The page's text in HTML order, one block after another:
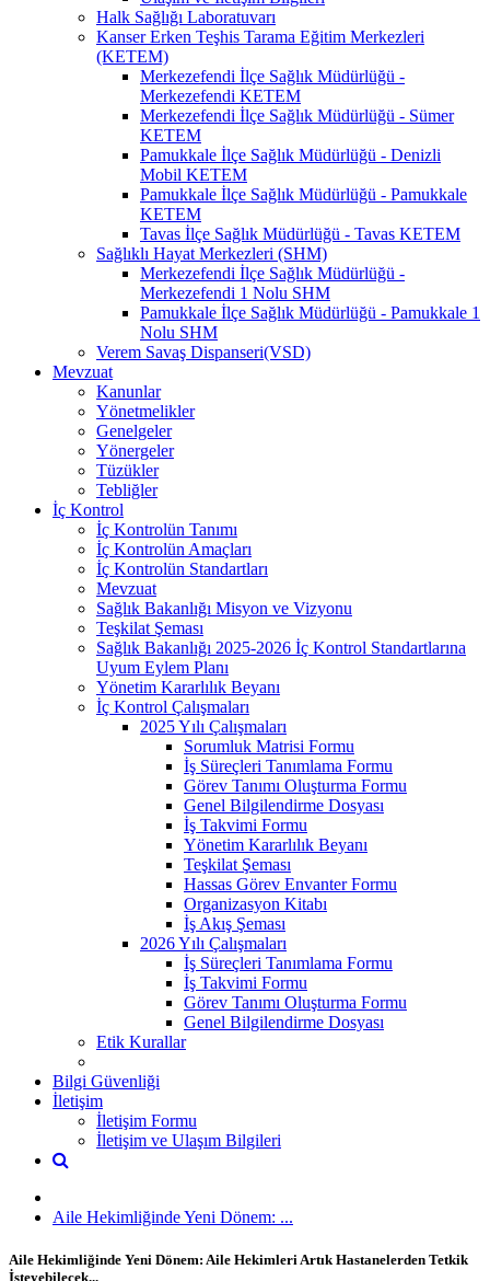
Halk Sağlığı Laboratuvarı
Kanser Erken Teşhis Tarama Eğitim Merkezleri
(KETEM)
Merkezefendi İlçe Sağlık Müdürlüğü -
Merkezefendi KETEM
Merkezefendi İlçe Sağlık Müdürlüğü - Sümer
KETEM
Pamukkale İlçe Sağlık Müdürlüğü - Denizli
Mobil KETEM
Pamukkale İlçe Sağlık Müdürlüğü - Pamukkale
KETEM
Tavas İlçe Sağlık Müdürlüğü - Tavas KETEM
Sağlıklı Hayat Merkezleri (SHM)
Merkezefendi İlçe Sağlık Müdürlüğü -
Merkezefendi 1 Nolu SHM
Pamukkale İlçe Sağlık Müdürlüğü - Pamukkale 1
Nolu SHM
Verem Savaş Dispanseri(VSD)
Mevzuat
Kanunlar
Yönetmelikler
Genelgeler
Yönergeler
Tüzükler
Tebliğler
İç Kontrol
İç Kontrolün Tanımı
İç Kontrolün Amaçları
İç Kontrolün Standartları
Mevzuat
Sağlık Bakanlığı Misyon ve Vizyonu
Teşkilat Şeması
Sağlık Bakanlığı 2025-2026 İç Kontrol Standartlarına
Uyum Eylem Planı
Yönetim Kararlılık Beyanı
İç Kontrol Çalışmaları
2025 Yılı Çalışmaları
Sorumluk Matrisi Formu
İş Süreçleri Tanımlama Formu
Görev Tanımı Oluşturma Formu
Genel Bilgilendirme Dosyası
İş Takvimi Formu
Yönetim Kararlılık Beyanı
Teşkilat Şeması
Hassas Görev Envanter Formu
Organizasyon Kitabı
İş Akış Şeması
2026 Yılı Çalışmaları
İş Süreçleri Tanımlama Formu
İş Takvimi Formu
Görev Tanımı Oluşturma Formu
Genel Bilgilendirme Dosyası
Etik Kurallar
Bilgi Güvenliği
İletişim
İletişim Formu
İletişim ve Ulaşım Bilgileri
Aile Hekimliğinde Yeni Dönem: ...
Aile Hekimliğinde Yeni Dönem: Aile Hekimleri Artık Hastanelerden Tetkik
İsteyebilecek...